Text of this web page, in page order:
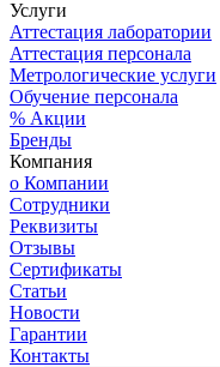
Услуги
Аттестация лаборатории
Аттестация персонала
Метрологические услуги
Обучение персонала
% Акции
Бренды
Компания
о Компании
Сотрудники
Реквизиты
Отзывы
Сертификаты
Статьи
Новости
Гарантии
Контакты